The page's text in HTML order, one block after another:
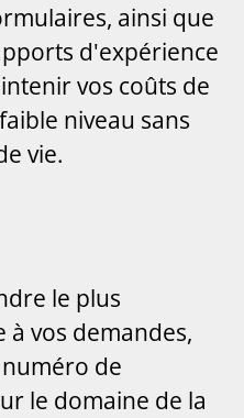
ainsi que
d'expérience
vos coûts de
niveau sans
vie.
le plus
à vos demandes,
de
le domaine de la